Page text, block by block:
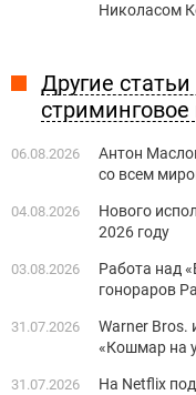
Николасом
Другие
стриминговое
06.08.2026
Антон
со всем
04.08.2026
Нового
2026 году
03.08.2026
Работа над
гонораров
31.07.2026
Warner Bros.
«Кошмар на
31.07.2026
На Netflix